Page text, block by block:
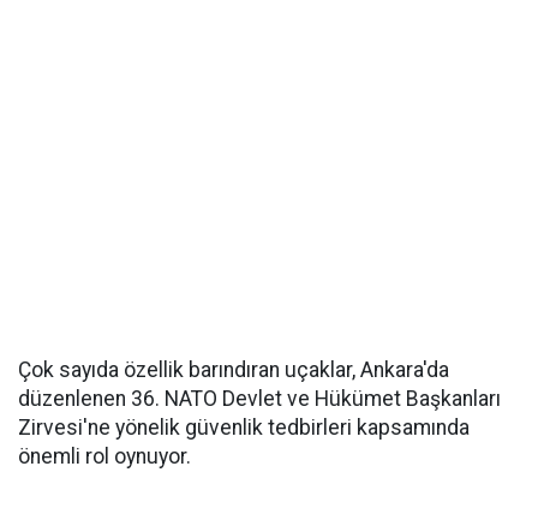
Çok sayıda özellik barındıran uçaklar, Ankara'da
düzenlenen 36. NATO Devlet ve Hükümet Başkanları
Zirvesi'ne yönelik güvenlik tedbirleri kapsamında
önemli rol oynuyor.